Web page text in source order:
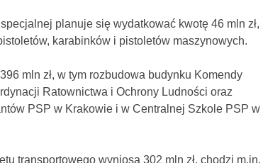
planuje się wydatkować kwotę 46 mln zł,
karabinków i pistoletów maszynowych.
mln zł, w tym rozbudowa budynku Komendy
Ratownictwa i Ochrony Ludności oraz
PSP w Krakowie i w Centralnej Szkole PSP w
transportowego wyniosą 302 mln zł, chodzi m.in.